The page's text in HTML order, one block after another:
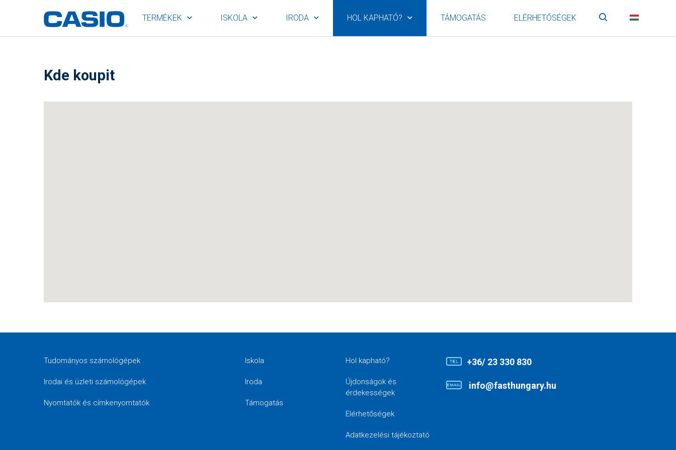
TERMÉKEK ISKOLA IRODA HOL KAPHATÓ? TÁMOGATÁS ELÉRHETŐSÉGEK Keresés
Kde koupit
Tudományos számológépek
Irodai és üzleti számológépek
Nyomtatók és címkenyomtatók
Iskola
Iroda
Támogatás
Hol kapható?
Újdonságok és
érdekességek
Elérhetőségek
Adatkezelési tájékoztató
+36/ 23 330 830
info@fasthungary.hu